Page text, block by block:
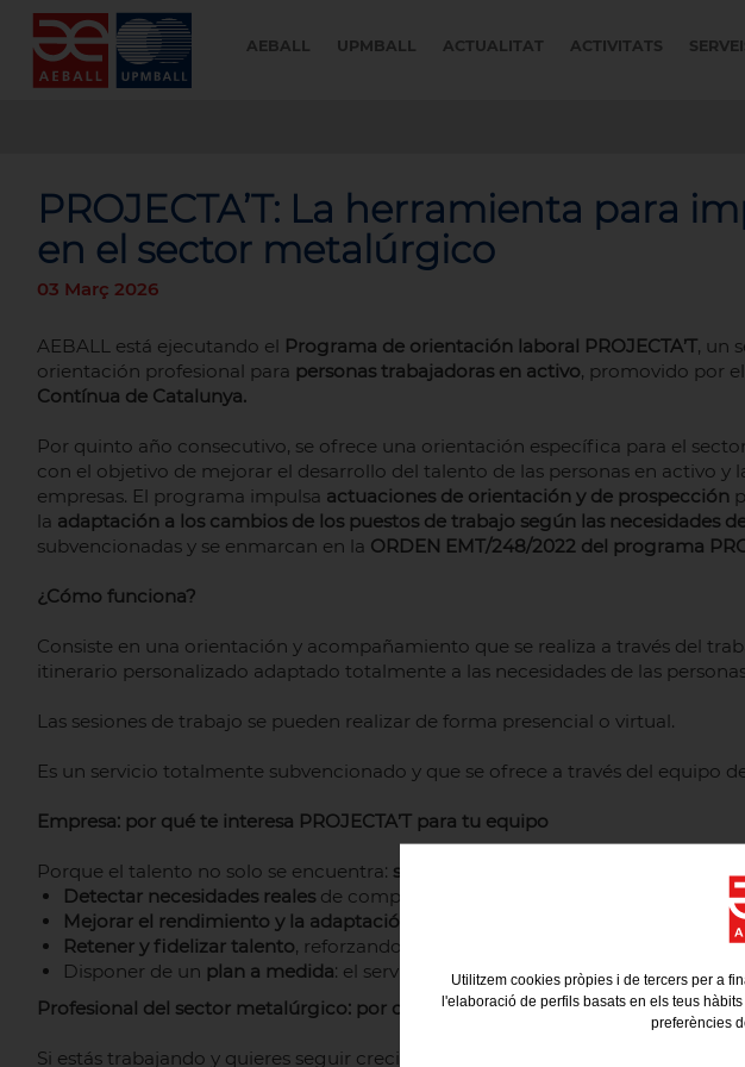
AEBALL UPMBALL ACTUALITAT ACTIVITATS
PROJECTA’T: La herramienta para
en el sector metalúrgico
03 Març 2026
AEBALL está ejecutando el Programa de orientación laboral PROJECTA’T, un
orientación profesional para personas trabajadoras en activo, promovido por el
Contínua de Catalunya.
Por quinto año consecutivo, se ofrece una orientación específica para el
con el objetivo de mejorar el desarrollo del talento de las personas en activo y
empresas. El programa impulsa actuaciones de orientación y de prospección
la adaptación a los cambios de los puestos de trabajo según las necesidades
subvencionadas y se enmarcan en la ORDEN EMT/248/2022 del programa
¿Cómo funciona?
Consiste en una orientación y acompañamiento que se realiza a través del
itinerario personalizado adaptado totalmente a las necesidades de las
Las sesiones de trabajo se pueden realizar de forma presencial o virtual.
Es un servicio totalmente subvencionado y que se ofrece a través del equipo
Empresa: por qué te interesa PROJECTA’T para tu equipo
Porque el talento no solo se encuentra: se acompaña y se fideliza
. Con
Detectar necesidades reales de competencias en los puestos y anticiparse a
Mejorar el rendimiento y la adaptación
del equipo (nuevos procesos,
Retener y fidelizar talento, reforzando la motivación y el desarrollo
Disponer de un plan a medida: el servicio puede ofrecerse a una parte o a
Profesional del sector metalúrgico: por qué te interesa PROJECTA’T
Si estás trabajando y quieres seguir creciendo, PROJECTA’T te ayuda a:
Utilitzem cookies pròpies i de tercers per a
l'elaboració de perfils basats en els teus
preferències